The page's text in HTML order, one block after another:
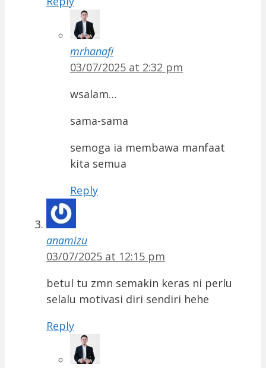
mrhanafi
03/07/2025 at 2:32 pm
wsalam…
sama-sama
semoga ia membawa manfaat
kita semua
Reply
anamizu
03/07/2025 at 12:15 pm
betul tu zmn semakin keras ni perlu
selalu motivasi diri sendiri hehe
Reply